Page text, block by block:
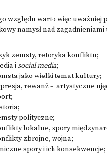
względu warto więc
namysł nad zagadnieniami
zemsty, retoryka konfliktu;
i social media;
jako wielki temat kultury;
rewanż – artystyczne
polityczne;
lokalne, spory
zbrojne, wojna;
spory i ich konsekwencje;